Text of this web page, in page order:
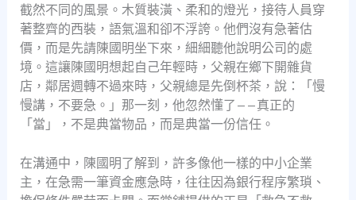
截然不同的風景。木質裝潢、柔和的燈光，接待人員穿
著整齊的西裝，語氣溫和卻不浮誇。他們沒有急著估
價，而是先請陳國明坐下來，細細聽他說明公司的處
境。這讓陳國明想起自己年輕時，父親在鄉下開雜貨
店，鄰居週轉不過來時，父親總是先倒杯茶，說：「慢
慢講，不要急。」那一刻，他忽然懂了——真正的
「當」，不是典當物品，而是典當一份信任。
在溝通中，陳國明了解到，許多像他一樣的中小企業
主，在急需一筆資金應急時，往往因為銀行程序繁瑣、